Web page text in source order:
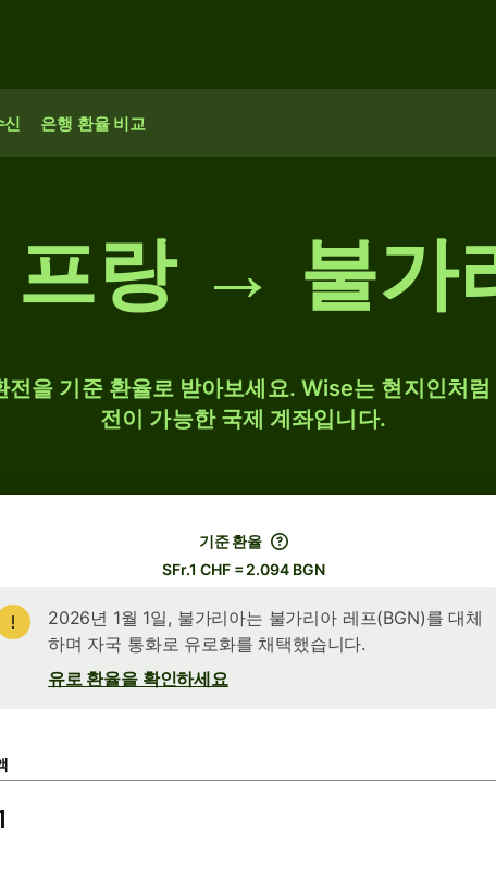
신 은행 환율 비교
프랑 → 불가
을 기준 환율로 받아보세요. Wise는 현지인처럼
전이 가능한 국제 계좌입니다.
기준 환율
SFr.1 CHF = 2.094 BGN
2026년 1월 1일, 불가리아는 불가리아 레프(BGN)를 대체
하며 자국 통화로 유로화를 채택했습니다.
유로 환율을 확인하세요